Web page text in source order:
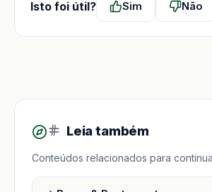
Isto foi útil? Sim Não
Leia também
Conteúdos relacionados para